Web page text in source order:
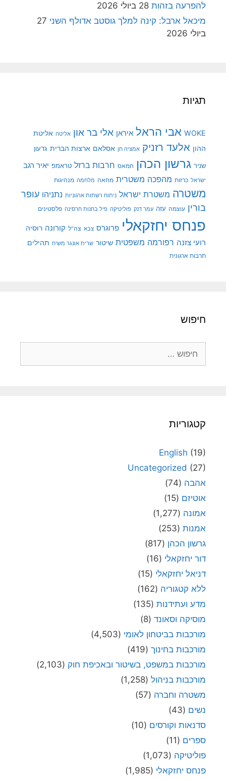
להפרעה בזהות 28 ביולי 2026
מיכאל ארבל: קינה למלך גוסטב אדולף השני 27
ביולי 2026
תגיות
WOKE אבי הראל איראן אלי בר און אליטה אליטת
ההון אלעד רזניק אמציה חן אסלאם ארצות הברית גדעון
שניר גרשון הכהן חמאס חרבות ברזל טראמפ יאיר רגב
ישראל כרזות מהפכה משטרית מחאה מלחמה מנהיגות
משטרה משטרת ישראל ניתוח רשתות ארגוניות נתניהו עופר
בורין עוצמה עזה עמר דנק פוליטיקה פיל בחנות חרסינה פלסטינים
פנחס יחזקאלי פרוגרס צבא צה"ל קורונה רוסיה
רועי צזנה רפורמה משפטית שיטור שרית אונגר משיח תהילים
תרבות ארגונית
חיפוש
קטגוריות
English (19)
Uncategorized (27)
אהבה (74)
אוטיזם (15)
אמונה (1,277)
אמנות (253)
גרשון הכהן (817)
דור יחזקאלי (16)
דניאל יחזקאלי (15)
ללא קטגוריה (162)
מדע ועתידנות (135)
מוסיקה וסאונד (8)
מורכבות בביטחון לאומי (4,503)
מורכבות בחינוך (419)
מורכבות במשפט, בשיטור ובאכיפת חוק (2,103)
מורכבות בניהול (1,258)
משטרה וחברה (57)
נשים (43)
סדנאות וקורסים (10)
ספרים (11)
פוליטיקה (1,073)
פנחס יחזקאלי (1,985)